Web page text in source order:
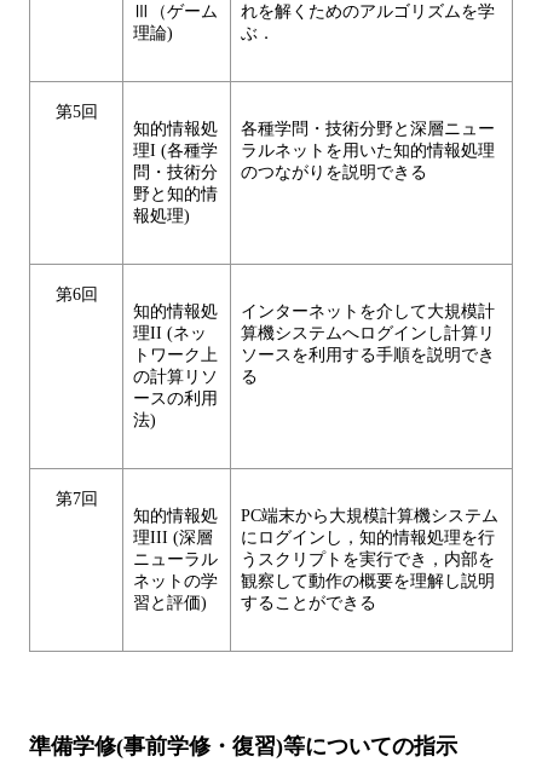
Ⅲ（ゲーム
理論)
れを解くためのアルゴリズムを学
ぶ．
第5回
知的情報処
理I (各種学
問・技術分
野と知的情
報処理)
各種学問・技術分野と深層ニュー
ラルネットを用いた知的情報処理
のつながりを説明できる
第6回
知的情報処
理II (ネッ
トワーク上
の計算リソ
ースの利用
法)
インターネットを介して大規模計
算機システムへログインし計算リ
ソースを利用する手順を説明でき
る
第7回
知的情報処
理III (深層
ニューラル
ネットの学
習と評価)
PC端末から大規模計算機システム
にログインし，知的情報処理を行
うスクリプトを実行でき，内部を
観察して動作の概要を理解し説明
することができる
準備学修(事前学修・復習)等についての指示